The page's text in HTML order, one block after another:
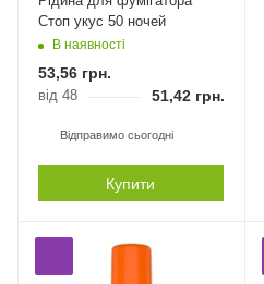
Стоп укус 50 ночей
В наявності
53,56 грн.
від 48 51,42 грн.
Відправимо сьогодні
Купити